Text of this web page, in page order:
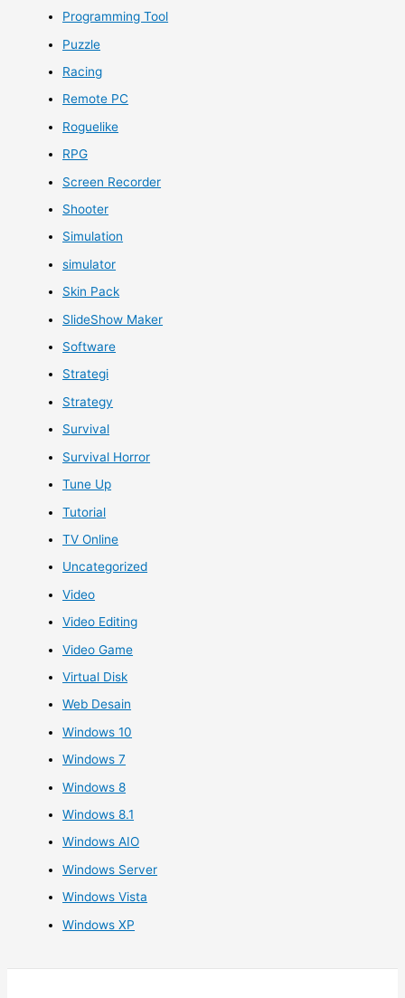
Programming Tool
Puzzle
Racing
Remote PC
Roguelike
RPG
Screen Recorder
Shooter
Simulation
simulator
Skin Pack
SlideShow Maker
Software
Strategi
Strategy
Survival
Survival Horror
Tune Up
Tutorial
TV Online
Uncategorized
Video
Video Editing
Video Game
Virtual Disk
Web Desain
Windows 10
Windows 7
Windows 8
Windows 8.1
Windows AIO
Windows Server
Windows Vista
Windows XP